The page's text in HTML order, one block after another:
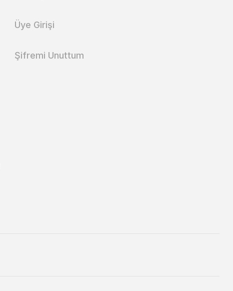
Üye Girişi
Şifremi Unuttum